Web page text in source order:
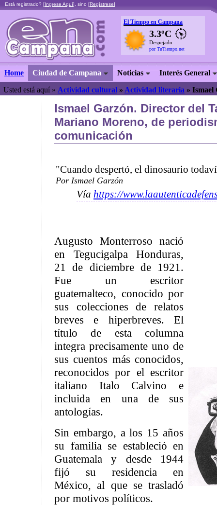
Está registrado? [Ingrese Aquí], sino [Regístrese]
El Tiempo en Campana
3.3ºC
Despejado
por TuTiempo.net
Home Ciudad de Campana Noticias Interés General
Usted está aquí » Actividad cultural » Actividad literaria »
Ismael Garzón. Director del
Mariano Moreno, de
comunicación
"Cuando despertó, el dinosaurio
Por Ismael Garzón
Vía https://
Augusto Monterroso nació
en Tegucigalpa Honduras,
21 de diciembre de 1921.
Fue un escritor
guatemalteco, conocido por
sus colecciones de relatos
breves e hiperbreves. El
título de esta columna
integra precisamente uno de
sus cuentos más conocidos,
reconocidos por el escritor
italiano Italo Calvino e
incluida en una de sus
antologías.
Sin embargo, a los 15 años
su familia se estableció en
Guatemala y desde 1944
fijó su residencia en
México, al que se trasladó
por motivos políticos.